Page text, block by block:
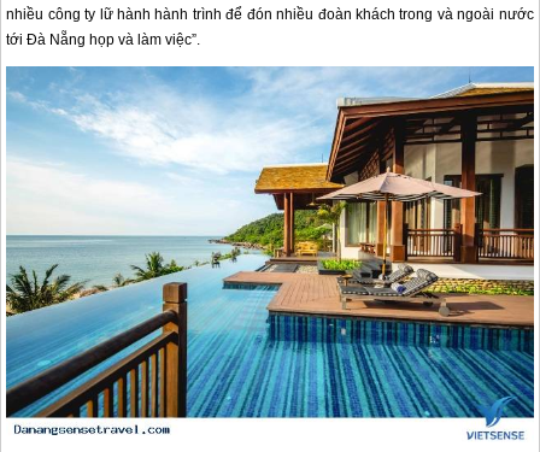
nhiều công ty lữ hành hành trình để đón nhiều đoàn khách trong và ngoài nước
tớiĐà Nẵng họp và làm việc”.